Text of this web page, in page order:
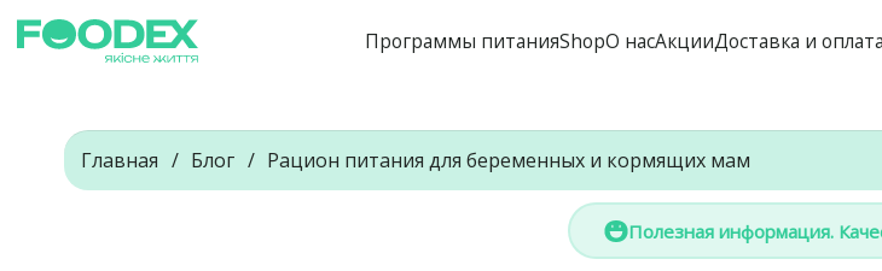
Программы питанияShopО насАкцииДоставка и оплата
Главная Блог Рацион питания для беременных и кормящих мам
Полезная информация.